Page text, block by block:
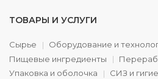
ТОВАРЫ И УСЛУГИ
Сырье
Оборудование и
Пищевые ингредиенты
Упаковка и оболочка
СИЗ и